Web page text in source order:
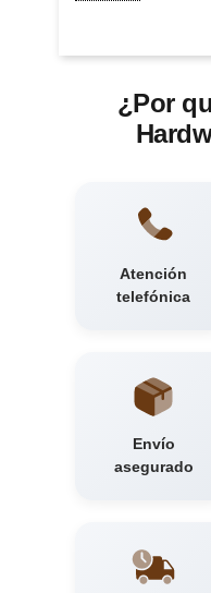
¿Por
Atención
telefónica
Envío
asegurado